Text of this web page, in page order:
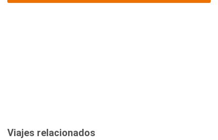
Viajes relacionados